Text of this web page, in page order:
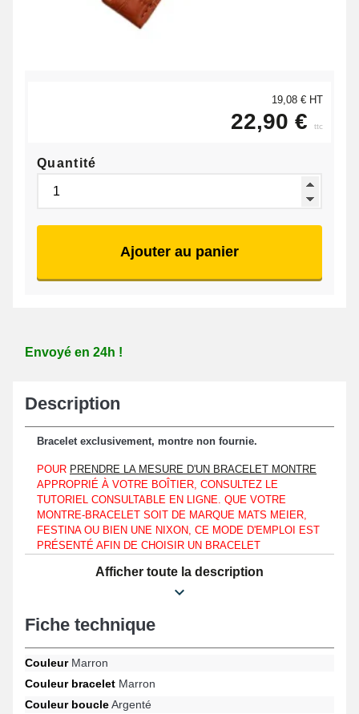
19,08 € HT
22,90 € ttc
Quantité
Ajouter au panier
Envoyé en 24h !
Description
Bracelet exclusivement, montre non fournie.
POUR PRENDRE LA MESURE D'UN BRACELET MONTRE
APPROPRIÉ À VOTRE BOÎTIER, CONSULTEZ LE
TUTORIEL CONSULTABLE EN LIGNE. QUE VOTRE
MONTRE-BRACELET SOIT DE MARQUE MATS MEIER,
FESTINA OU BIEN UNE NIXON, CE MODE D'EMPLOI EST
PRÉSENTÉ AFIN DE CHOISIR UN BRACELET
EN VOTRE POSSESSION.
entrecorne de 16mm.
Constituant une alternative optimale pour un renouvellement d'un
bracelet cassé ou abîmé, le bracelet de montre élégant est
ardillon, une fixation efficace et commode est garanti. Le bracelet
se met au niveau d'un boîtier au moyen de pompes montre de 16
Afficher toute la description
Fiche technique
CouleurMarron
Couleur bracelet Marron
Couleur boucleArgenté